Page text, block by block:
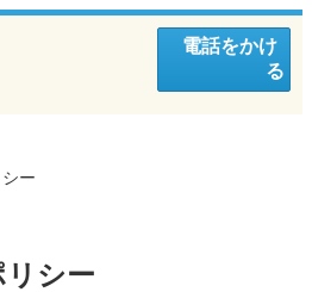
電話をかけ
る
ー
シー